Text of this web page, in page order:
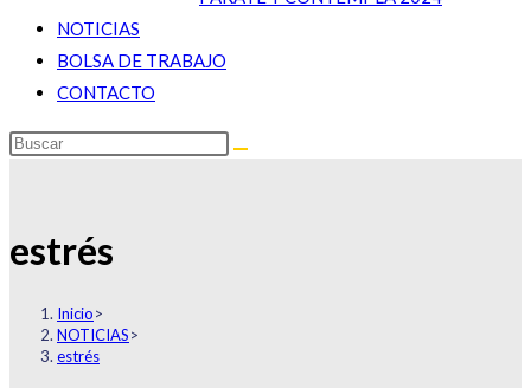
NOTICIAS
BOLSA DE TRABAJO
CONTACTO
estrés
Inicio>
NOTICIAS>
estrés